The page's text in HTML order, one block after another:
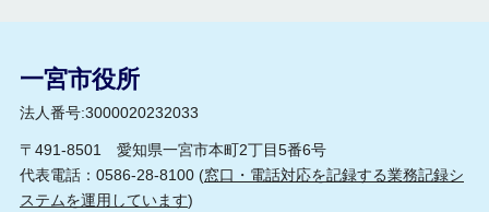
一宮市役所
法人番号:3000020232033
〒491-8501 愛知県一宮市本町2丁目5番6号
代表電話：0586-28-8100 (窓口・電話対応を記録する業務記録シ
ステムを運用しています)